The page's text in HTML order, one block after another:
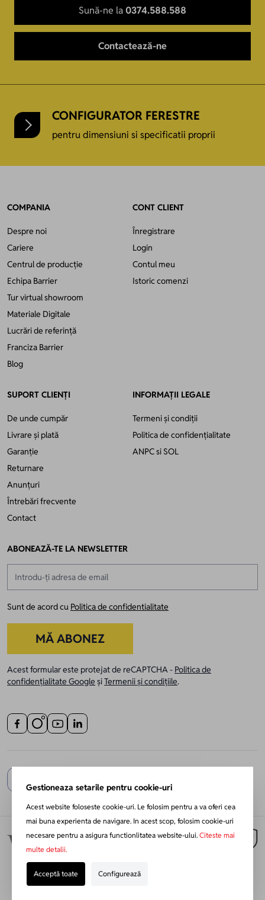
Sună-ne la 0374.588.588
Contactează-ne
CONFIGURATOR FERESTRE
pentru dimensiuni si specificatii proprii
COMPANIA
Despre noi
Cariere
Centrul de producție
Echipa Barrier
Tur virtual showroom
Materiale Digitale
Lucrări de referință
Franciza Barrier
Blog
CONT CLIENT
Înregistrare
Login
Contul meu
Istoric comenzi
SUPORT CLIENȚI
De unde cumpăr
Livrare și plată
Garanție
Returnare
Anunțuri
Întrebări frecvente
Contact
INFORMAȚII LEGALE
Termeni și condiții
Politica de confidențialitate
ANPCsi SOL
ABONEAZĂ-TE LA NEWSLETTER
Sunt de acord cu Politica de confidentialitate
MĂ ABONEZ
Acest formular este protejat de reCAPTCHA - Politica de
confidențialitate Google șiTermenii și condițiile.
Gestioneaza setarile pentru cookie-uri
Acest website foloseste cookie-uri. Le folosim pentru a va oferi cea
mai buna experienta de navigare. In acest scop, folosim cookie-uri
necesare pentru a asigura functionlitatea website-ului. Citeste mai
multe detalii.
Acceptă toate Configurează